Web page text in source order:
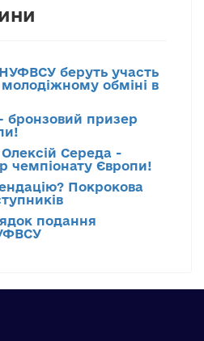
беруть участь
обміні в
бронзовий призер
Середа -
чемпіонату Європи!
Покрокова
подання